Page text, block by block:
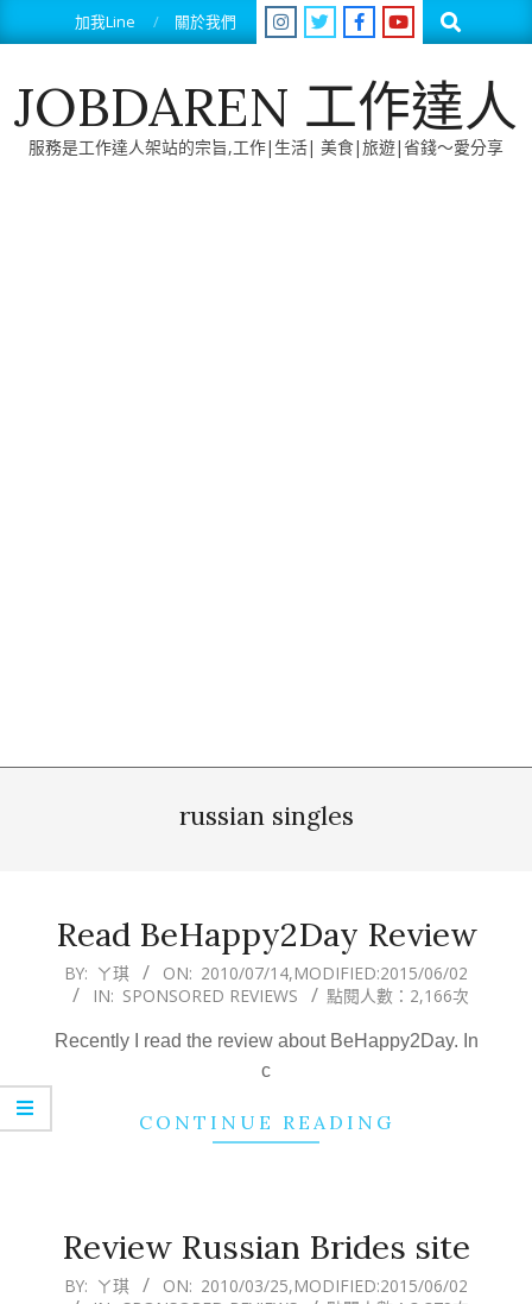
to
加我Line 關於我們 Search
JOBDAREN 工作達人
服務是工作達人架站的宗旨,工作|生活| 美食|旅遊|省錢～愛分享
russian singles
Read BeHappy2Day Review
2010-
07-
14
BY: ㄚ琪 ON: 2010/07/14,MODIFIED:2015/06/02
IN: SPONSORED REVIEWS 點閱人數：2,166次
Recently I read the review about BeHappy2Day. In
c
CONTINUE READING
Review Russian Brides site
2010-
BY: ㄚ琪 ON: 2010/03/25,MODIFIED:2015/06/02